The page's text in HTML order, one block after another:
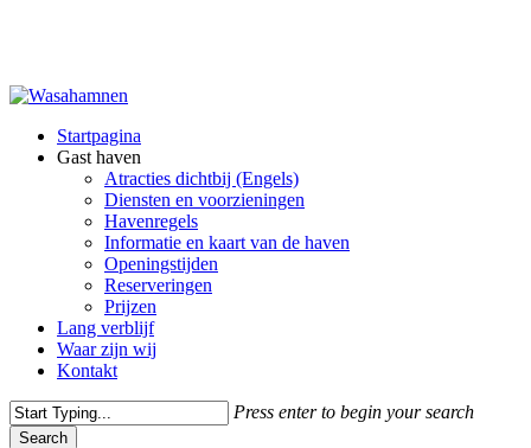
content
Menu
Startpagina
Gast haven
Atracties dichtbij (Engels)
Diensten en voorzieningen
Havenregels
Informatie en kaart van de haven
Openingstijden
Reserveringen
Prijzen
Lang verblijf
Waar zijn wij
Kontakt
Press enter to begin your search
Search